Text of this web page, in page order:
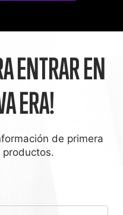
ENTRAR EN
ERA!
de primera
productos.